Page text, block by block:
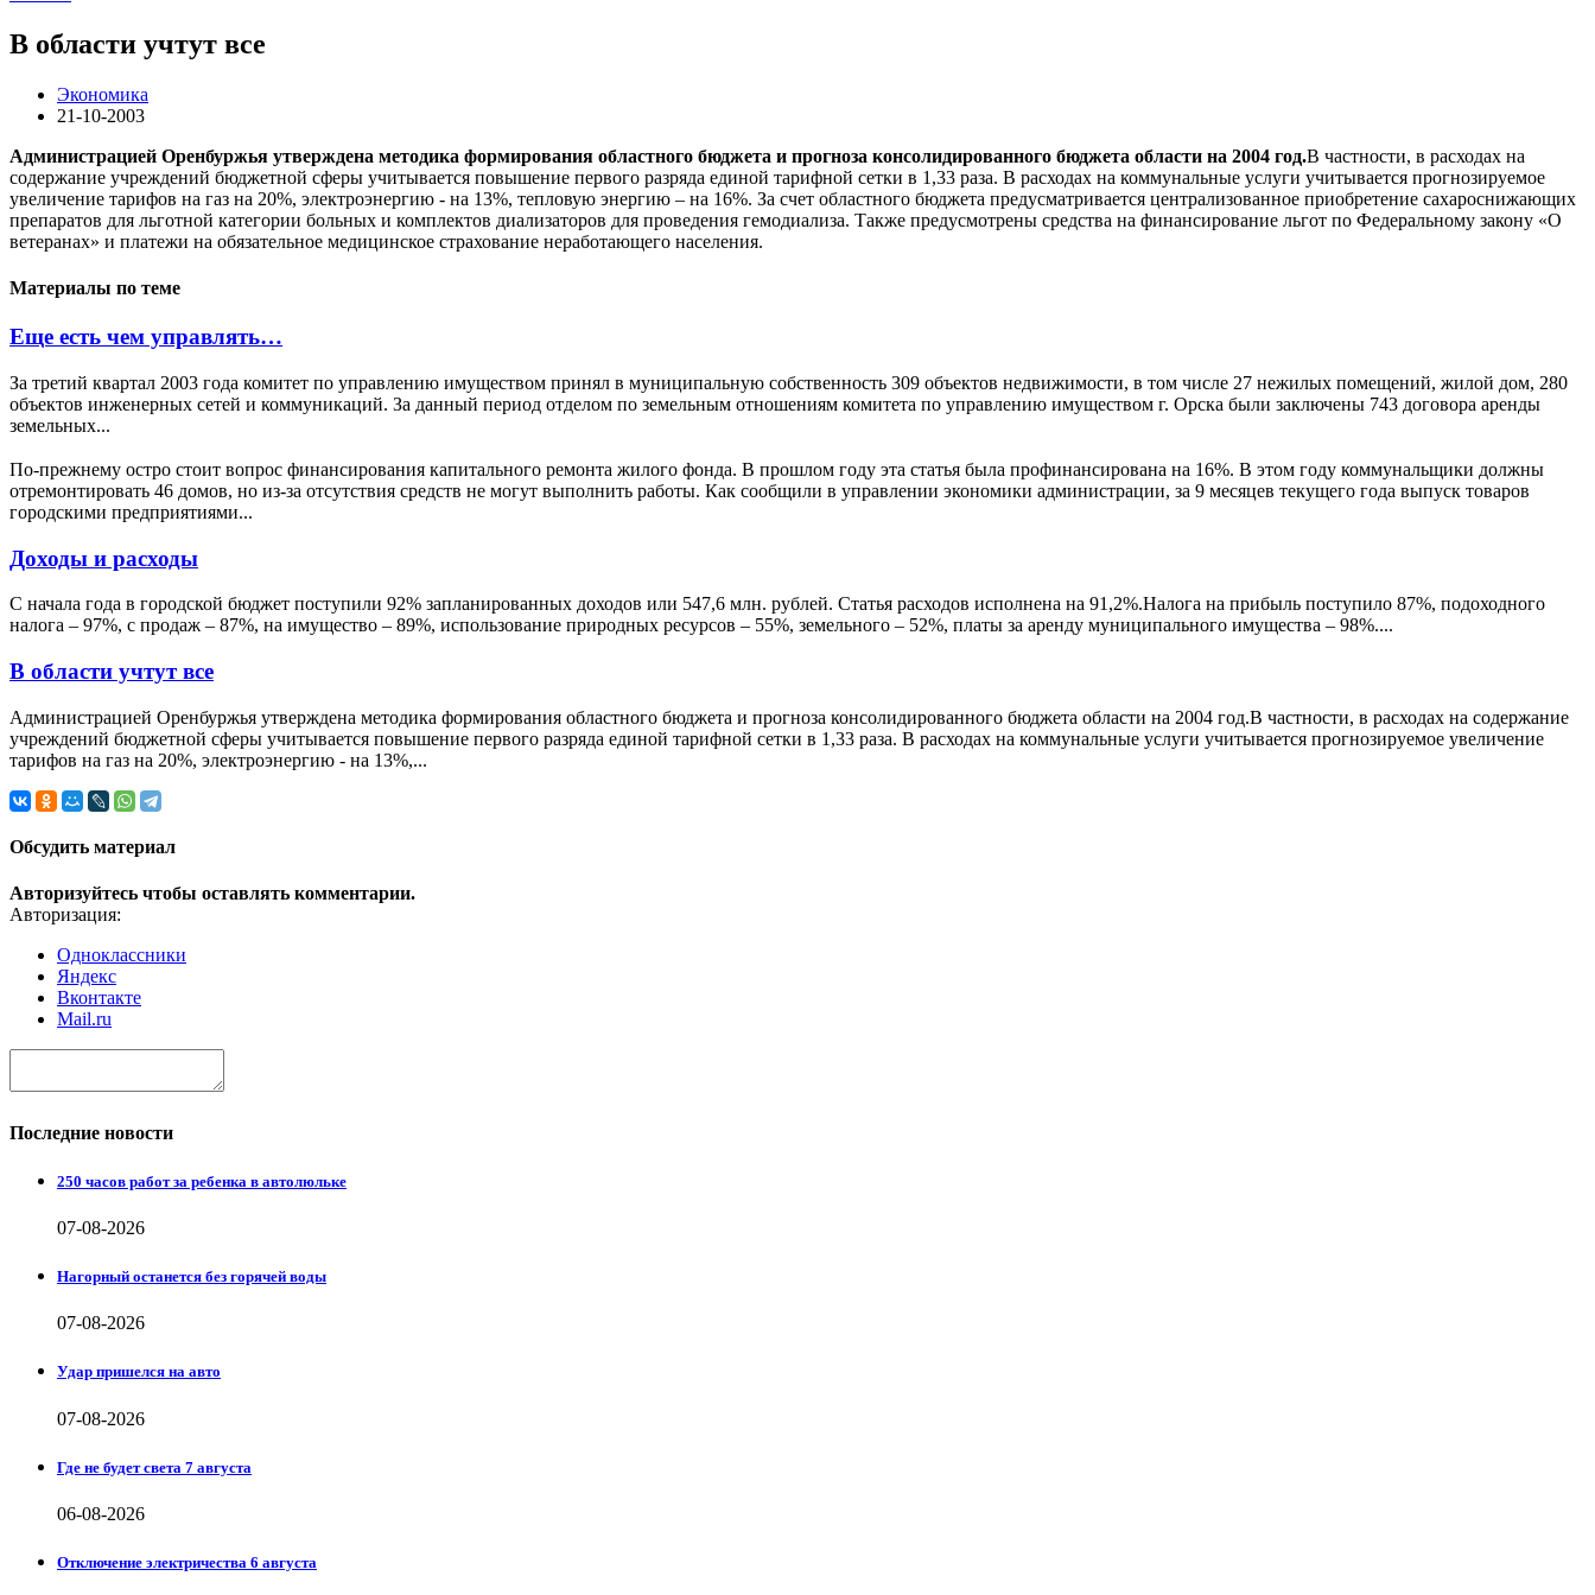
В области учтут все
Экономика
21-10-2003
Администрацией Оренбуржья утверждена методика формирования областного бюджета и прогноза консолидированного бюджета области на 2004 год.В частности, в расходах на
содержание учреждений бюджетной сферы учитывается повышение первого разряда единой тарифной сетки в 1,33 раза. В расходах на коммунальные услуги учитывается прогнозируемое
увеличение тарифов на газ на 20%, электроэнергию - на 13%, тепловую энергию – на 16%. За счет областного бюджета предусматривается централизованное приобретение сахароснижающих
препаратов для льготной категории больных и комплектов диализаторов для проведения гемодиализа. Также предусмотрены средства на финансирование льгот по Федеральному закону «О
ветеранах» и платежи на обязательное медицинское страхование неработающего населения.
Материалы по теме
Еще есть чем управлять…
За третий квартал 2003 года комитет по управлению имуществом принял в муниципальную собственность 309 объектов недвижимости, в том числе 27 нежилых помещений, жилой дом, 280
объектов инженерных сетей и коммуникаций. За данный период отделом по земельным отношениям комитета по управлению имуществом г. Орска были заключены 743 договора аренды
земельных...
По-прежнему остро стоит вопрос финансирования капитального ремонта жилого фонда. В прошлом году эта статья была профинансирована на 16%. В этом году коммунальщики должны
отремонтировать 46 домов, но из-за отсутствия средств не могут выполнить работы. Как сообщили в управлении экономики администрации, за 9 месяцев текущего года выпуск товаров
городскими предприятиями...
Доходы и расходы
С начала года в городской бюджет поступили 92% запланированных доходов или 547,6 млн. рублей. Статья расходов исполнена на 91,2%.Налога на прибыль поступило 87%, подоходного
налога – 97%, с продаж – 87%, на имущество – 89%, использование природных ресурсов – 55%, земельного – 52%, платы за аренду муниципального имущества – 98%....
В области учтут все
Администрацией Оренбуржья утверждена методика формирования областного бюджета и прогноза консолидированного бюджета области на 2004 год.В частности, в расходах на содержание
учреждений бюджетной сферы учитывается повышение первого разряда единой тарифной сетки в 1,33 раза. В расходах на коммунальные услуги учитывается прогнозируемое увеличение
тарифов на газ на 20%, электроэнергию - на 13%,...
Обсудить материал
Авторизуйтесь чтобы оставлять комментарии.
Авторизация:
Одноклассники
Яндекс
Вконтакте
Mail.ru
Последние новости
250 часов работ за ребенка в автолюльке
07-08-2026
Нагорный останется без горячей воды
07-08-2026
Удар пришелся на авто
07-08-2026
Где не будет света 7 августа
06-08-2026
Отключение электричества 6 августа